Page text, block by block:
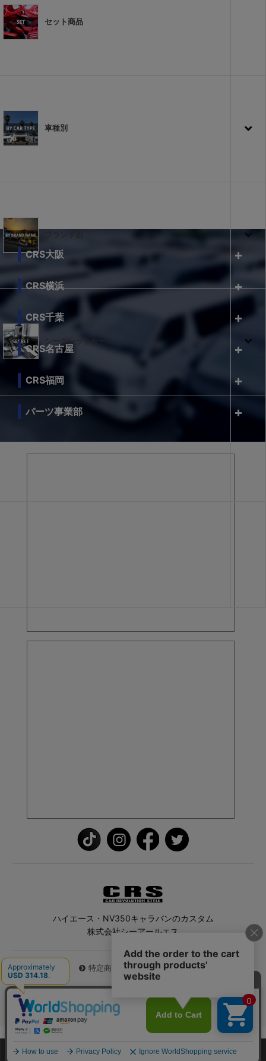
セット商品
車種別
ブランド別
シークレットセール
CRS大阪
CRS横浜
CRS千葉
CRS名古屋
CRS福岡
パーツ事業部
ハイエース・NV350キャラバンのカスタム
株式会社シーアールエス
特定商取引法に基づく表記
© 2026 ハイエース専門店CRS All Rights Reserved.